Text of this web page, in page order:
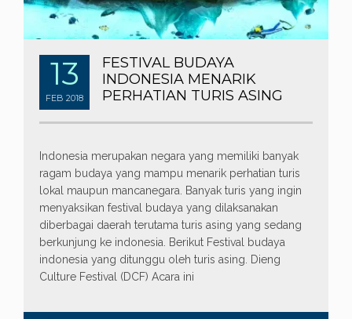
13
FEB 2018
FESTIVAL BUDAYA
INDONESIA MENARIK
PERHATIAN TURIS ASING
Indonesia merupakan negara yang memiliki banyak
ragam budaya yang mampu menarik perhatian turis
lokal maupun mancanegara. Banyak turis yang ingin
menyaksikan festival budaya yang dilaksanakan
diberbagai daerah terutama turis asing yang sedang
berkunjung ke indonesia. Berikut Festival budaya
indonesia yang ditunggu oleh turis asing. Dieng
Culture Festival (DCF) Acara ini